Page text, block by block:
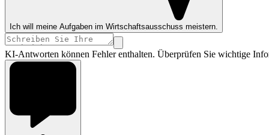
Ich will meine Aufgaben im Wirtschaftsausschuss meistern.
KI-Antworten können Fehler enthalten. Überprüfen Sie wichtige